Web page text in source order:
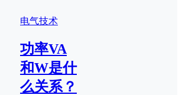
电气技术
功率VA
和W是什
么关系？